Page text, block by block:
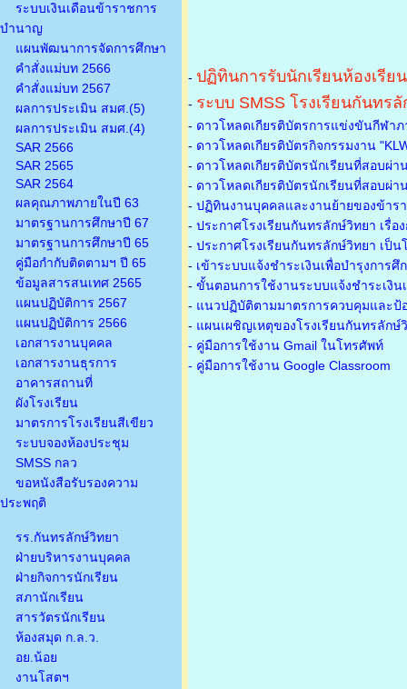
ระบบเงินเดือนข้าราชการ
บำนาญ
แผนพัฒนาการจัดการศึกษา
คำสั่งแม่บท 2566
คำสั่งแม่บท 2567
ผลการประเมิน สมศ.(5)
ผลการประเมิน สมศ.(4)
SAR 2566
SAR 2565
SAR 2564
ผลคุณภาพภายในปี 63
มาตรฐานการศึกษาปี 67
มาตรฐานการศึกษาปี 65
คู่มือกำกับติดตามฯ ปี 65
ข้อมูลสารสนเทศ 2565
แผนปฏิบัติการ 2567
แผนปฏิบัติการ 2566
เอกสารงานบุคคล
เอกสารงานธุรการ
อาคารสถานที่
ผังโรงเรียน
มาตรการโรงเรียนสีเขียว
ระบบจองห้องประชุม
SMSS กลว
ขอหนังสือรับรองความ
ประพฤติ
รร.กันทรลักษ์วิทยา
ฝ่ายบริหารงานบุคคล
ฝ่ายกิจการนักเรียน
สภานักเรียน
สารวัตรนักเรียน
ห้องสมุด ก.ล.ว.
อย.น้อย
งานโสตฯ
- ปฏิทินการรับนักเรียนห้องเรีย
- ระบบ SMSS โรงเรียนกันทร
- ดาวโหลดเกียรติบัตรการแข่งขันกีฬา
- ดาวโหลดเกียรติบัตรกิจกรรมงาน
- ดาวโหลดเกียรติบัตรนักเรียนที่สอบผ่
- ดาวโหลดเกียรติบัตรนักเรียนที่สอบผ่
- ปฏิทินงานบุคคลและงานย้ายของข้าร
- ประกาศโรงเรียนกันทรลักษ์วิทยา เรื่
- ประกาศโรงเรียนกันทรลักษ์วิทยา เป็
- เข้าระบบแจ้งชำระเงินเพื่อบำรุงการศึ
- ขั้นตอนการใช้งานระบบแจ้งชำระเงิน
- แนวปฏิบัติตามมาตรการควบคุมและป้
- แผนเผชิญเหตุของโรงเรียนกันทรลัก
- คู่มือการใช้งาน Gmail ในโทรศัพท์
- คู่มือการใช้งาน Google Classroom